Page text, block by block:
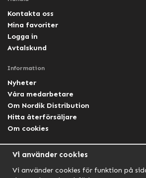
Kontakta oss
Mina favoriter
Logga in
Avtalskund
Information
Nyheter
Våra medarbetare
Om Nordik Distribution
Hitta återförsäljare
Om cookies
Facebook Lightforce Sweden
Vi använder cookies
Vi använder cookies för funktion på